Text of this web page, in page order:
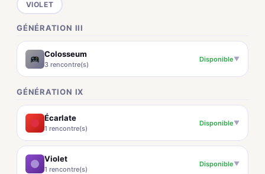
VIOLET
GÉNÉRATION III
Colosseum
3 rencontre(s)
Disponible▼
GÉNÉRATION IX
Écarlate
1 rencontre(s)
Disponible▼
Violet
1 rencontre(s)
Disponible▼